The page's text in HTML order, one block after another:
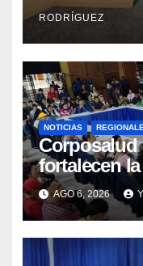
Integral
RODRÍGUEZ
NOTICIAS
Corposalud
fortalecen
municipios
AGO 6, 2026